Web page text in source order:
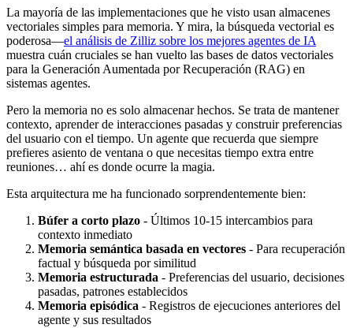
La mayoría de las implementaciones que he visto usan almacenes
vectoriales simples para memoria. Y mira, la búsqueda vectorial es
poderosa—el análisis de Zilliz sobre los mejores agentes de IA
muestra cuán cruciales se han vuelto las bases de datos vectoriales
para la Generación Aumentada por Recuperación (RAG) en
sistemas agentes.
Pero la memoria no es solo almacenar hechos. Se trata de mantener
contexto, aprender de interacciones pasadas y construir preferencias
del usuario con el tiempo. Un agente que recuerda que siempre
prefieres asiento de ventana o que necesitas tiempo extra entre
reuniones… ahí es donde ocurre la magia.
Esta arquitectura me ha funcionado sorprendentemente bien:
Búfer a corto plazo - Últimos 10-15 intercambios para
contexto inmediato
Memoria semántica basada en vectores - Para recuperación
factual y búsqueda por similitud
Memoria estructurada - Preferencias del usuario, decisiones
pasadas, patrones establecidos
Memoria episódica - Registros de ejecuciones anteriores del
agente y sus resultados